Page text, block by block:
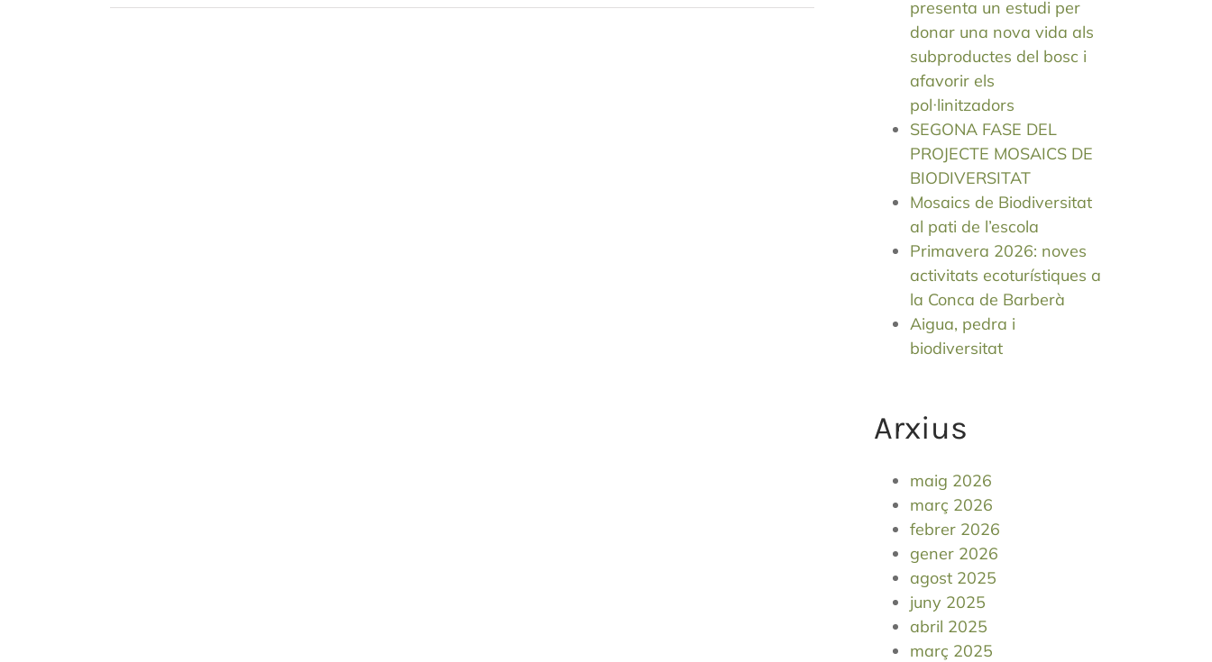
presenta un estudi per
donar una nova vida als
subproductes del bosc i
afavorir els
pol·linitzadors
SEGONA FASE DEL
PROJECTE MOSAICS DE
BIODIVERSITAT
Mosaics de Biodiversitat
al pati de l’escola
Primavera 2026: noves
activitats ecoturístiques a
la Conca de Barberà
Aigua, pedra i
biodiversitat
Arxius
maig 2026
març 2026
febrer 2026
gener 2026
agost 2025
juny 2025
abril 2025
març 2025